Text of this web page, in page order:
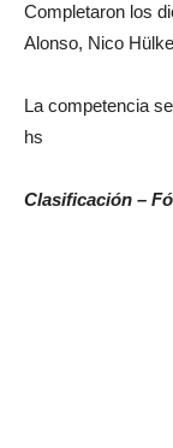
Completaron los
Alonso, Nico
La competencia
hs
Clasificación –